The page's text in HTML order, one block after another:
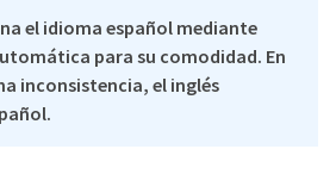
el idioma español mediante
para su comodidad. En
inconsistencia, el inglés